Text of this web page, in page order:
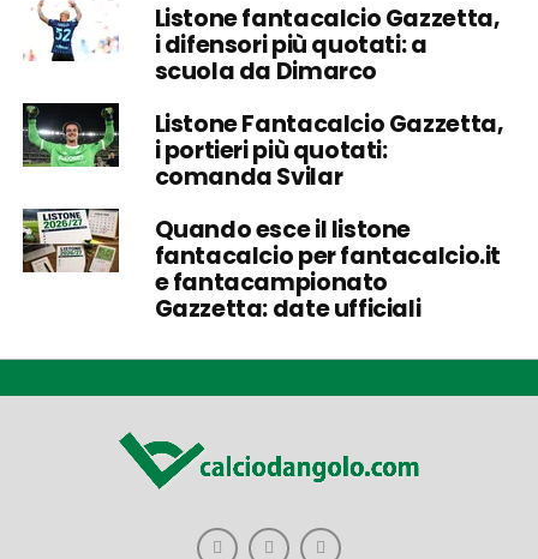
Listone fantacalcio Gazzetta,
i difensori più quotati: a
scuola da Dimarco
Listone Fantacalcio Gazzetta,
i portieri più quotati:
comanda Svilar
Quando esce il listone
fantacalcio per fantacalcio.it
e fantacampionato
Gazzetta: date ufficiali